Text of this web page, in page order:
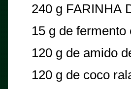
240 g FARINHA
15 g de fermento
120 g de amido
120 g de coco